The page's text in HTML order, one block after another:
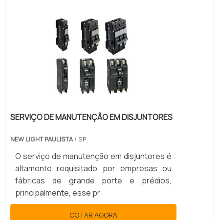
segura e eficiente.
SERVIÇO DE MANUTENÇÃO EM DISJUNTORES
NEW LIGHT PAULISTA/ SP
O serviço de manutenção em disjuntores é
altamente requisitado por empresas ou
fábricas de grande porte e prédios,
principalmente, esse pr
COTAR AGORA